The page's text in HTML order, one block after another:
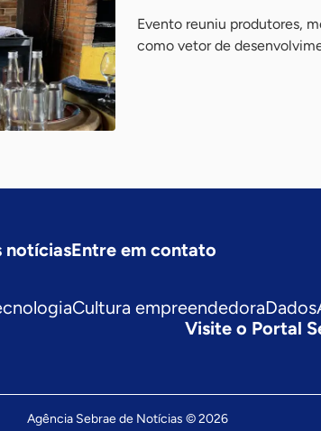
Evento reuniu produtores,
como vetor de
notíciasEntre em contato
Cultura empreendedoraDados
Visite o Portal
Agência Sebrae de Notícias © 2026